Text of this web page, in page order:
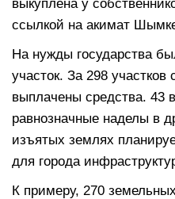
выкуплена у
ссылкой на акимат
На нужды государства
участок. За 298
выплачены средства. 43
равнозначные наделы в
изъятых землях
для города
К примеру, 270